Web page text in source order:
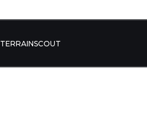
TERRAINSCOUT